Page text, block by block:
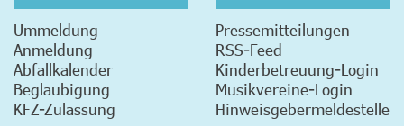
Ummeldung
Anmeldung
Abfallkalender
Beglaubigung
KFZ-Zulassung
Pressemitteilungen
RSS-Feed
Kinderbetreuung-Login
Musikvereine-Login
Hinweisgebermeldestelle